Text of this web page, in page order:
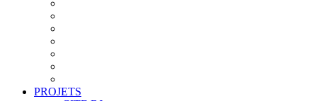
PROJETS